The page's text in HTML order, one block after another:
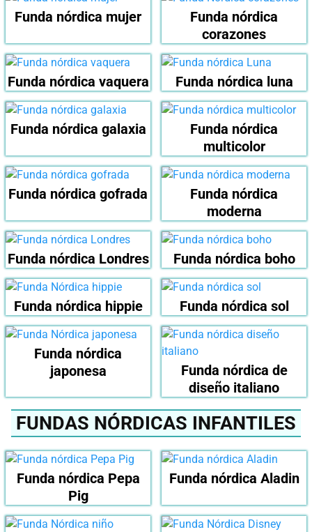
Funda nórdica mujer
Funda nórdica
corazones
Funda nórdica vaquera Funda nórdica luna
Funda nórdica galaxia
Funda nórdica
multicolor
Funda nórdica gofrada
Funda nórdica
moderna
Funda nórdica Londres Funda nórdica boho
Funda nórdica hippie Funda nórdica sol
Funda nórdica
japonesa
Funda nórdica de
diseño italiano
FUNDAS NÓRDICAS INFANTILES
Funda nórdica Pepa
Pig
Funda nórdica Aladin